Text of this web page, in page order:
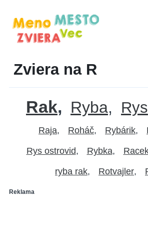
Zviera na R
Rak Ryba Rys
Raja Roháč Rybárik
Rys ostrovid Rybka
ryba rak Rotvajler
Reklama